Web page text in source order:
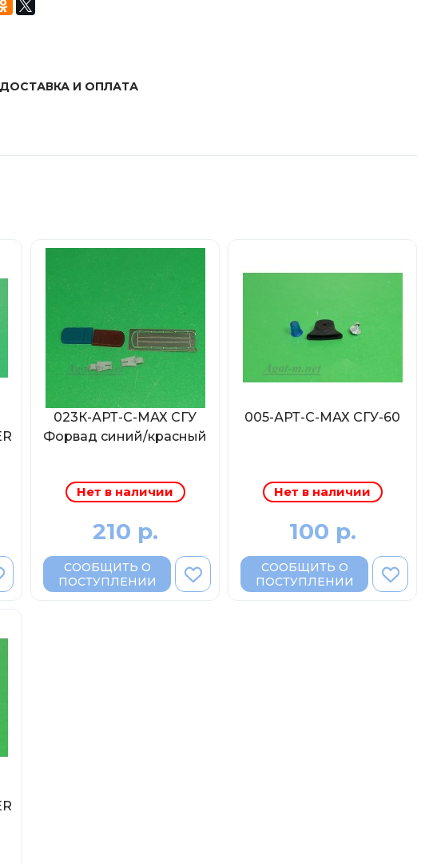
ДОСТАВКА И ОПЛАТА
023К-АРТ-С-МАХ СГУ
Форвад синий/красный
Нет в наличии
210 р.
СООБЩИТЬ О
ПОСТУПЛЕНИИ
005-АРТ-С-МАХ СГУ-60
Нет в наличии
100 р.
СООБЩИТЬ О
ПОСТУПЛЕНИИ